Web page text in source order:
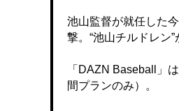
池山監督が就任した
撃。“池山チルドレン
「DAZN Baseball」は
間プランのみ）。